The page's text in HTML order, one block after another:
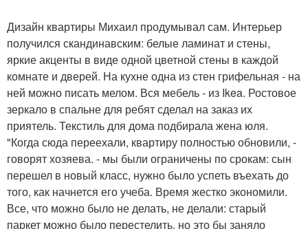
Дизайн квартиры Михаил продумывал сам. Интерьер
получился скандинавским: белые ламинат и стены,
яркие акценты в виде одной цветной стены в каждой
комнате и дверей. На кухне одна из стен грифельная - на
ней можно писать мелом. Вся мебель - из Ikea. Ростовое
зеркало в спальне для ребят сделал на заказ их
приятель. Текстиль для дома подбирала жена юля.
"Когда сюда переехали, квартиру полностью обновили, -
говорят хозяева. - мы были ограничены по срокам: сын
перешел в новый класс, нужно было успеть въехать до
того, как начнется его учеба. Время жестко экономили.
Все, что можно было не делать, не делали: старый
паркет можно было перестелить, но это бы заняло